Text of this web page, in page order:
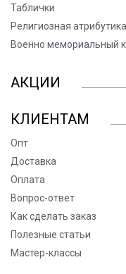
Таблички
Религиозная атрибутика
Военно мемориальный
АКЦИИ
КЛИЕНТАМ
Опт
Доставка
Оплата
Вопрос-ответ
Как сделать заказ
Полезные статьи
Мастер-классы